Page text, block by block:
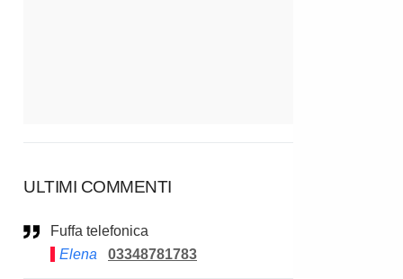
ULTIMI COMMENTI
Fuffa telefonica
Elena
03348781783